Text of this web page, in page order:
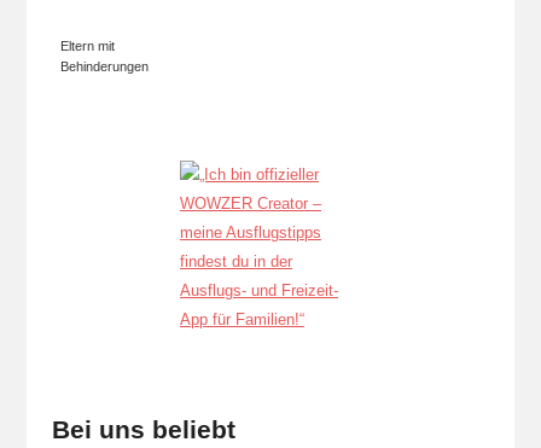
Eltern mit
Behinderungen
Bei uns beliebt